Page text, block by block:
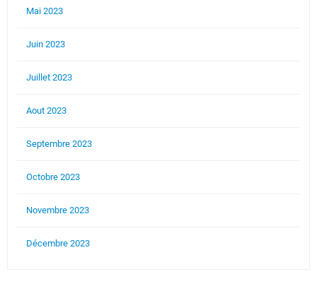
Mai 2023
Juin 2023
Juillet 2023
Aout 2023
Septembre 2023
Octobre 2023
Novembre 2023
Décembre 2023